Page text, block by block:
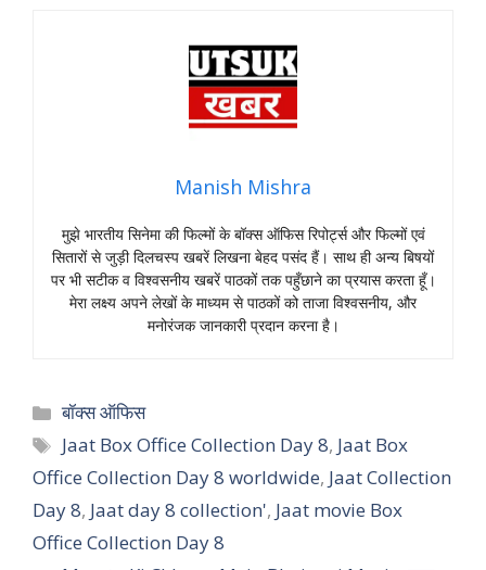
Manish Mishra
मुझे भारतीय सिनेमा की फिल्मों के बॉक्स ऑफिस रिपोर्ट्स और फिल्मों एवं
सितारों से जुड़ी दिलचस्प खबरें लिखना बेहद पसंद हैं। साथ ही अन्य बिषयों
पर भी सटीक व विश्वसनीय खबरें पाठकों तक पहुँछाने का प्रयास करता हूँ।
मेरा लक्ष्य अपने लेखों के माध्यम से पाठकों को ताजा विश्वसनीय, और
मनोरंजक जानकारी प्रदान करना है।
Categories
बॉक्स ऑफिस
Tags
Jaat Box Office Collection Day 8, Jaat Box
Office Collection Day 8 worldwide, Jaat Collection
Day 8, Jaat day 8 collection', Jaat movie Box
Office Collection Day 8